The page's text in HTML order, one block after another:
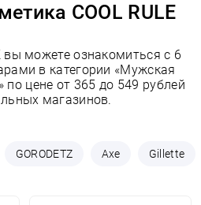
COOL RULE
вы можете ознакомиться с 6
в категории «Мужская
по цене от 365 до 549 рублей
магазинов.
GORODETZ Axe Gillette